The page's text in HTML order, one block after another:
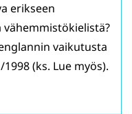
erikseen
vaikutusta
(ks. Lue myös).